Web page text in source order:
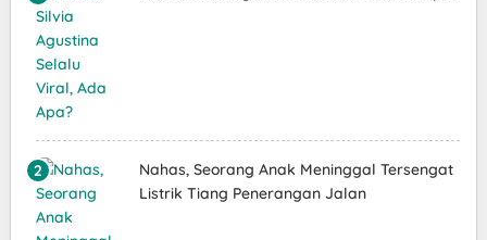
Nahas, Seorang Anak Meninggal Tersengat
Listrik Tiang Penerangan Jalan